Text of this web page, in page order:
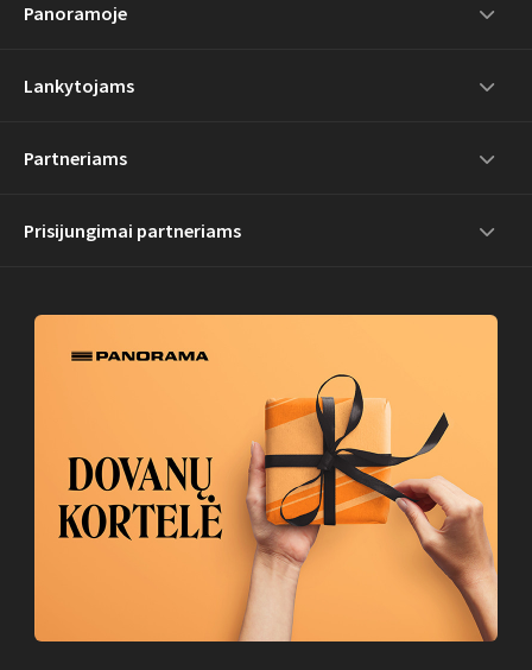
Panoramoje
Lankytojams
Partneriams
Prisijungimai partneriams